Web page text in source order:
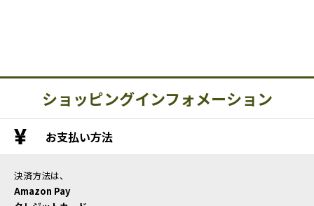
ショッピングインフォメーション
お支払い方法
決済方法は、
Amazon Pay